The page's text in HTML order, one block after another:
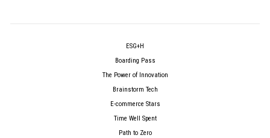
ESG+H
Boarding Pass
The Power of Innovation
Brainstorm Tech
E-commerce Stars
Time Well Spent
Path to Zero